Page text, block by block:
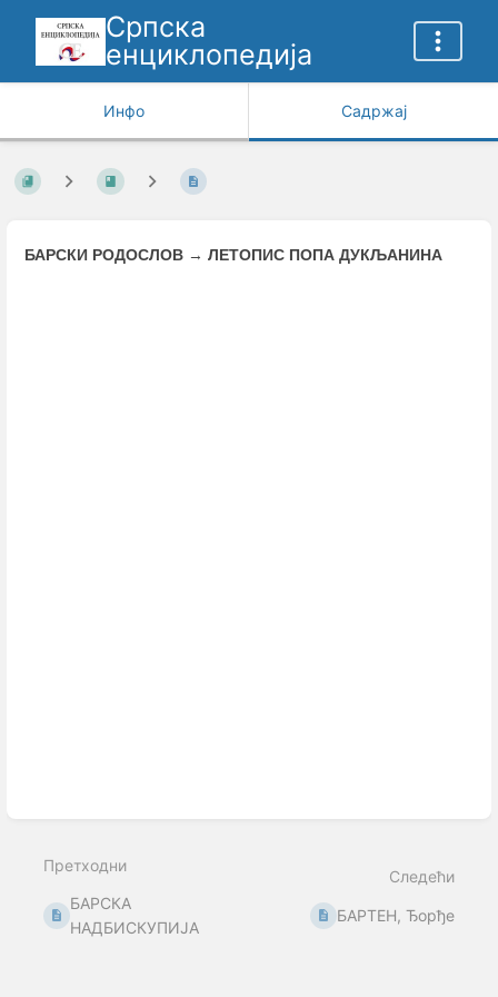
Српска
енциклопедија
Инфо Садржај
БАРСКИ РОДОСЛОВ → ЛЕТОПИС ПОПА ДУКЉАНИНА
Претходни
БАРСКА
НАДБИСКУПИЈА
Следећи
БАРТЕН, Ђорђе